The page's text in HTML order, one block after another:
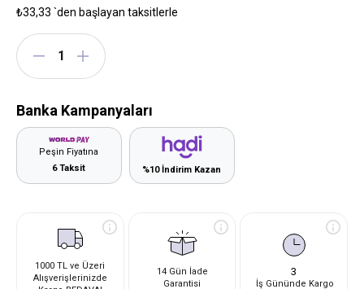
₺33,33 `den başlayan taksitlerle
Banka Kampanyaları
Peşin Fiyatına
6 Taksit
%10 İndirim Kazan
1000 TL ve Üzeri
Alışverişlerinizde
14 Gün İade
Garantisi
3
İş Gününde Kargo